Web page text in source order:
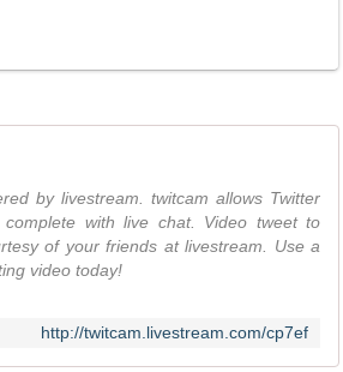
by livestream. twitcam allows Twitter
with live chat. Video tweet to
of your friends at livestream. Use a
video today!
http://twitcam.livestream.com/cp7ef